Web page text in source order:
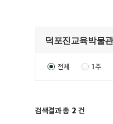
전체 1주
검색결과 총 2 건